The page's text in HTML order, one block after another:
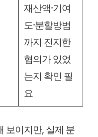
재산액·기여
도·분할방법
까지 진지한
협의가 있었
는지 확인 필
요
보이지만, 실제 분